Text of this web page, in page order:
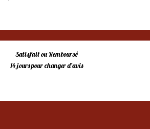
Satisfait ou Remboursé
14 jours pour changer d’avis